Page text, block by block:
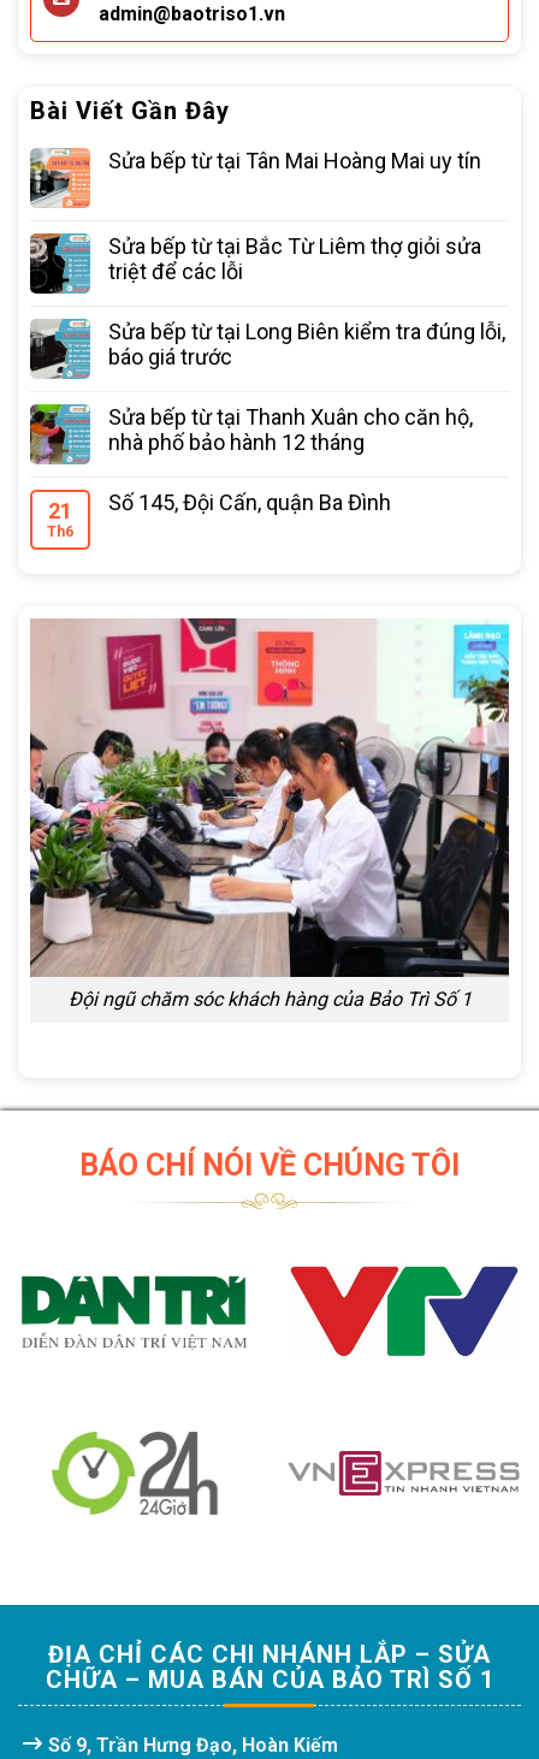
admin@baotriso1.vn
Bài Viết Gần Đây
Sửa bếp từ tại Tân Mai Hoàng Mai uy tín
Sửa bếp từ tại Bắc Từ Liêm thợ giỏi sửa
triệt để các lỗi
Sửa bếp từ tại Long Biên kiểm tra đúng lỗi,
báo giá trước
Sửa bếp từ tại Thanh Xuân cho căn hộ,
nhà phố bảo hành 12 tháng
21
Th6
Số 145, Đội Cấn, quận Ba Đình
Đội ngũ chăm sóc khách hàng của Bảo Trì Số 1
BÁO CHÍ NÓI VỀ CHÚNG TÔI
ĐỊA CHỈ CÁC CHI NHÁNH LẮP – SỬA
CHỮA – MUA BÁN CỦA BẢO TRÌ SỐ 1
Số 9, Trần Hưng Đạo, Hoàn Kiếm